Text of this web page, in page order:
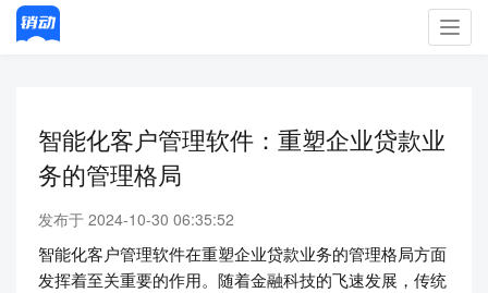
智能化客户管理软件：重塑企业贷款业
务的管理格局
发布于 2024-10-30 06:35:52
智能化客户管理软件在重塑企业贷款业务的管理格局方面
发挥着至关重要的作用。随着金融科技的飞速发展，传统